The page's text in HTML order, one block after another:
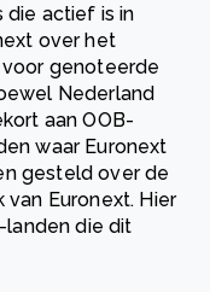
actief is in
over het
genoteerde
Nederland
aan OOB-
waar Euronext
gesteld over de
Euronext. Hier
landen die dit